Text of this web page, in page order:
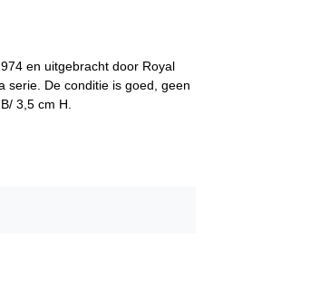
en uitgebracht door Royal
serie. De conditie is goed, geen
3,5 cm H.